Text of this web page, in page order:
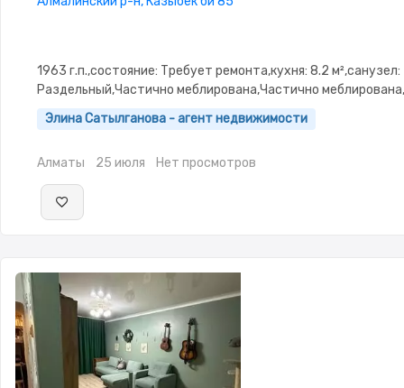
1963 г.п.,состояние: Требует ремонта,кухня: 8.2 м²,санузел:
Раздельный,Частично меблирована,Частично
Рядом охраняемая стоянка
Элина Сатылганова - агент недвижимости
Алматы 25 июля Нет просмотров